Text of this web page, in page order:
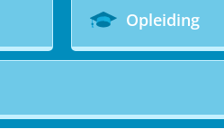
Opleiding